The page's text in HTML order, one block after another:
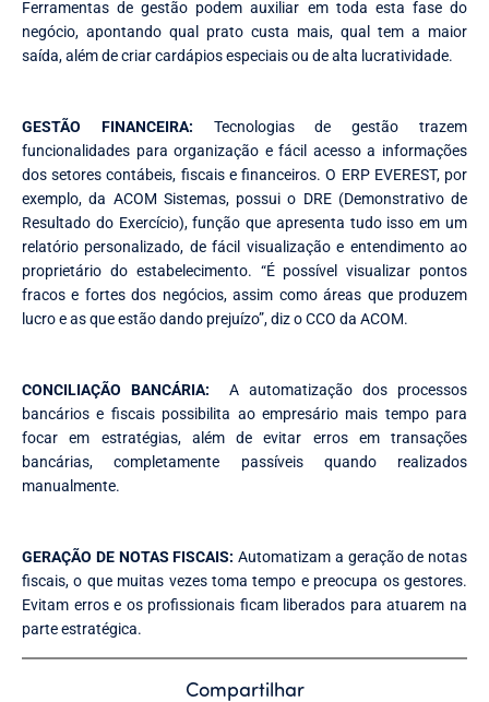
Ferramentas de gestão podem auxiliar em toda esta fase do
negócio, apontando qual prato custa mais, qual tem a maior
saída, além de criar cardápios especiais ou de alta lucratividade.
GESTÃO FINANCEIRA: Tecnologias de gestão trazem
funcionalidades para organização e fácil acesso a informações
dos setores contábeis, fiscais e financeiros. O ERP EVEREST, por
exemplo, da ACOM Sistemas, possui o DRE (Demonstrativo de
Resultado do Exercício), função que apresenta tudo isso em um
relatório personalizado, de fácil visualização e entendimento ao
proprietário do estabelecimento. “É possível visualizar pontos
fracos e fortes dos negócios, assim como áreas que produzem
lucro e as que estão dando prejuízo”, diz o CCO da ACOM.
CONCILIAÇÃO BANCÁRIA: A automatização dos processos
bancários e fiscais possibilita ao empresário mais tempo para
focar em estratégias, além de evitar erros em transações
bancárias, completamente passíveis quando realizados
manualmente.
GERAÇÃO DE NOTAS FISCAIS: Automatizam a geração de notas
fiscais, o que muitas vezes toma tempo e preocupa os gestores.
Evitam erros e os profissionais ficam liberados para atuarem na
parte estratégica.
Compartilhar